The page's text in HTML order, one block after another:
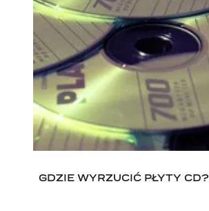
GDZIE WYRZUCIĆ PŁYTY CD?